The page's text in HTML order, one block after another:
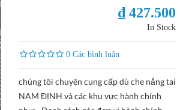
₫ 427.500
In Stock
0 Các bình luận
chúng tôi chuyên cung cấp dù che nắng tai
NAM ĐỊNH và các khu vực hành chính